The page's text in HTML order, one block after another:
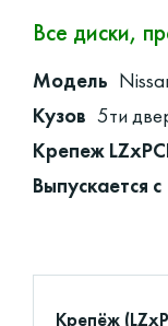
Все диски,
Модель
Кузов 5ти
Крепеж
Выпускается с
Крепёж